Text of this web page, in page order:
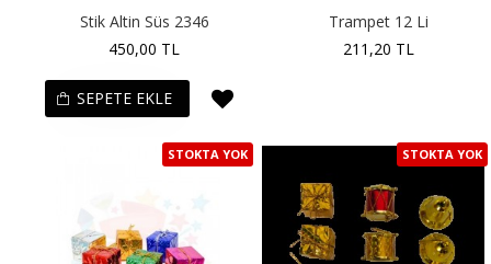
Stik Altin Süs 2346
450,00 TL
SEPETE EKLE
Trampet 12 Li
211,20 TL
STOKTA YOK STOKTA YOK